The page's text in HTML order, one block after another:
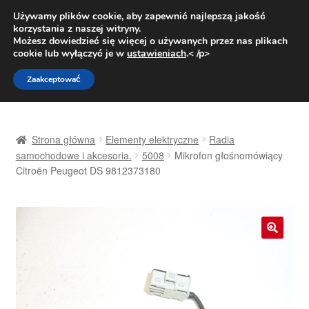
DOSTAWA od 31 zł
Pn.-pt. 9:00-16:00800 003 167
Przejdź
do
nawigacji
Przejdź
do
treści
Dostawa
O nas
Strona główna Elementy elektryczne
Radia
samochodowe i akcesoria.
5008
Mikrofon głośnomówiący
Citroën Peugeot DS 9812373180
Używamy plików cookie, aby zapewnić najlepszą jakość
korzystania z naszej witryny.
Możesz dowiedzieć się więcej o używanych przez nas plikach
cookie lub wyłączyć je w ustawieniach.< /p>
Zaakceptować